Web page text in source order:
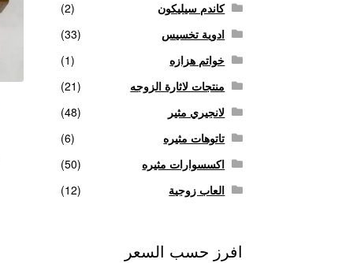
كاندم سيليكون
(2)
ادوية تخسيس
(33)
خواتم هزازه
(1)
منتجات لاثارة الزوجه
(21)
لانجيري مثير
(48)
تاتوهات مثيره
(6)
اكسسوارات مثيره
(50)
العاب زوجية
(12)
افرز حسب السعر